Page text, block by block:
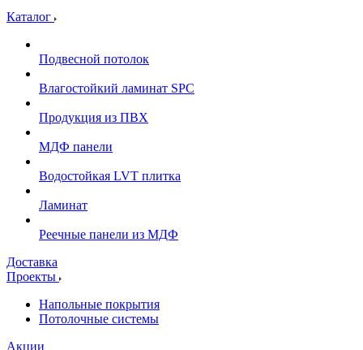
Каталог
Подвесной потолок
Влагостойкий ламинат SPC
Продукция из ПВХ
МДФ панели
Водостойкая LVT плитка
Ламинат
Реечные панели из МДФ
Доставка
Проекты
Напольные покрытия
Потолочные системы
Акции